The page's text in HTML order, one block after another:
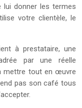
donner les termes
votre clientèle, le
à prestataire, une
par une réelle
mettre tout en œuvre
pas son café tous